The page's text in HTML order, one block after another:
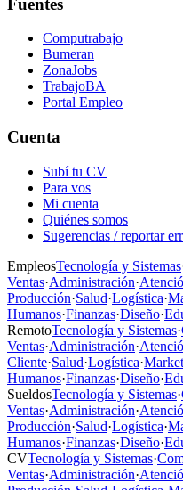
Computrabajo
Bumeran
ZonaJobs
TrabajoBA
Portal Empleo
Cuenta
Subí tu CV
Para vos
Mi cuenta
Quiénes somos
Sugerencias / reportar
EmpleosTecnología y Sistemas
Ventas·Administración·
Producción·Salud·Logística·
Humanos·Finanzas·Diseño·
RemotoTecnología y Sistemas·
Ventas·Administración·
Cliente·Salud·Logística·
Humanos·Finanzas·Diseño·
SueldosTecnología y Sistemas·
Ventas·Administración·
Producción·Salud·Logística·
Humanos·Finanzas·Diseño·
CVTecnología y Sistemas·
Ventas·Administración·